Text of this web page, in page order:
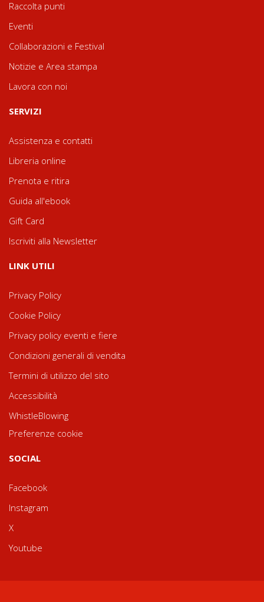
Raccolta punti
Eventi
Collaborazioni e Festival
Notizie e Area stampa
Lavora con noi
SERVIZI
Assistenza e contatti
Libreria online
Prenota e ritira
Guida all'ebook
Gift Card
Iscriviti alla Newsletter
LINK UTILI
Privacy Policy
Cookie Policy
Privacy policy eventi e fiere
Condizioni generali di vendita
Termini di utilizzo del sito
Accessibilità
WhistleBlowing
Preferenze cookie
SOCIAL
Facebook
Instagram
X
Youtube